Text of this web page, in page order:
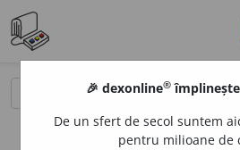
🎉 dexonline®
De un sfert de secol suntem
pentru milioane de